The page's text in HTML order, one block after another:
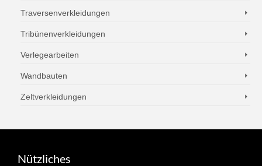
Traversenverkleidungen
Tribünenverkleidungen
Verlegearbeiten
Wandbauten
Zeltverkleidungen
Nützliches